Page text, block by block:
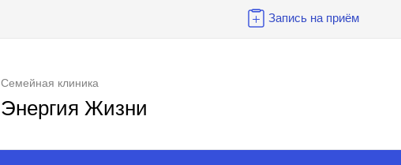
Запись на приём
Семейная клиника
Энергия Жизни